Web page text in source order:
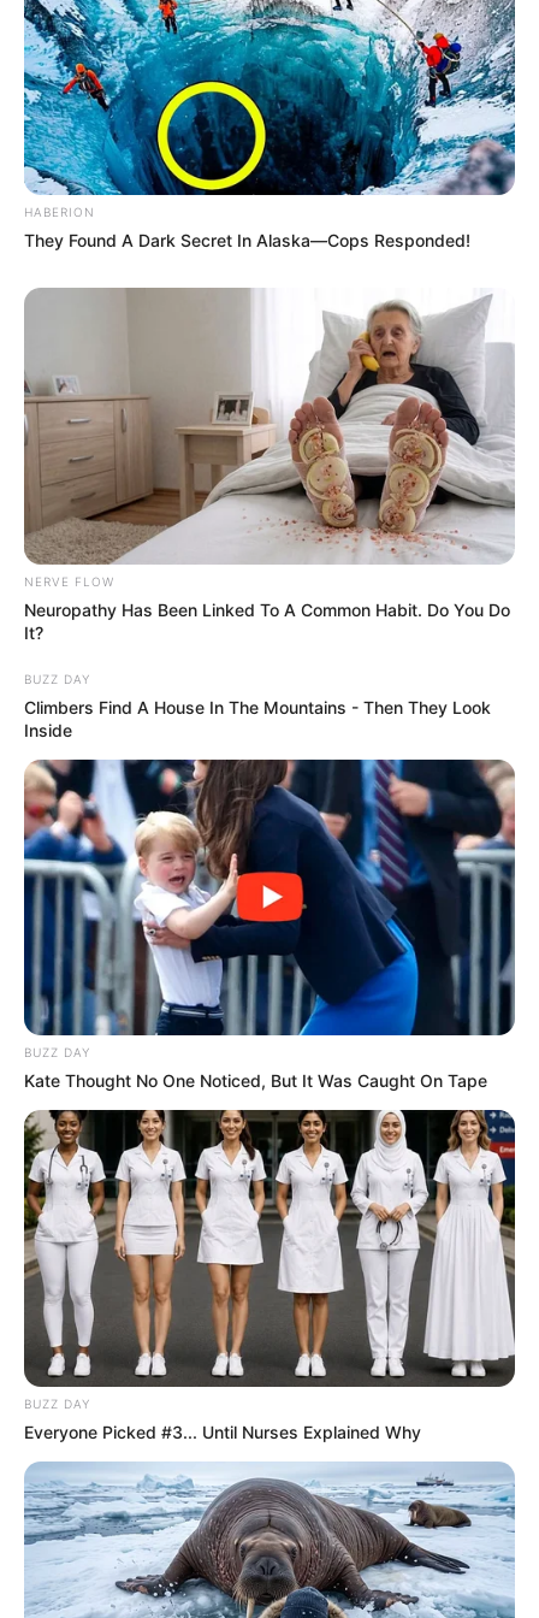
son entourage. Ensuite, sa forme est jugée
excellente. Certes, il monte nettement de catégorie,
mais le rythme annoncé pourrait clairement servir
ses intérêts. Dès lors, une place dans le Quinté+
apparaît tout à fait possible.
Les outsiders Quinté+ : les profils
capables de faire afficher de
belles cotes
8 LUDIVINE : une jument de classe à ne surtout
pas sous-estimer
8 LUDIVINEpossède des titres intéressants dans des
lots relevés. Ensuite, son entourage a
volontairement pris son temps pour la préparer.
Certes, elle n’est peut-être pas encore à 100%, mais
sa qualité naturelle reste évidente. De plus, malgré
quelques réserves, une place dans le Quinté+ n’est
absolument pas exclue. Ainsi, elle constitue un
outsider séduisant.
13 BROTHERS IN ARMS : la fraîcheur comme
argument
13 BROTHERS IN ARMSa affronté de très bons
chevaux durant l’hiver. De plus, il y a laissé une
mais il a déjà montré qu’il pouvait bien courir sur sa
fraîcheur. Par conséquent, même face à des 5 ans
affûtés, il garde son mot à dire pour les places.
1 OMERTA BOKO : capable de surprendre avec le
HABERION
They Found A Dark Secret In Alaska—Cops Responded!
NERVE FLOW
Neuropathy Has Been Linked To A Common Habit. Do You Do
It?
BUZZ DAY
Climbers Find A House In The Mountains - Then They Look
Inside
BUZZ DAY
Kate Thought No One Noticed, But It Was Caught On Tape
BUZZ DAY
Everyone Picked #3... Until Nurses Explained Why